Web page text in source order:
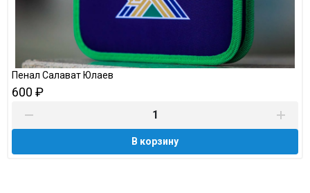
Пенал Салават Юлаев
600 ₽
В корзину